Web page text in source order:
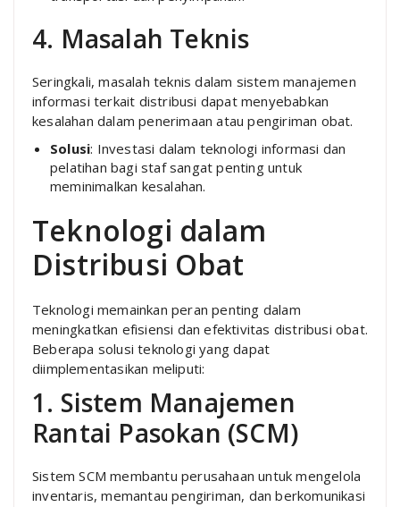
4. Masalah Teknis
Seringkali, masalah teknis dalam sistem manajemen
informasi terkait distribusi dapat menyebabkan
kesalahan dalam penerimaan atau pengiriman obat.
Solusi: Investasi dalam teknologi informasi dan
pelatihan bagi staf sangat penting untuk
meminimalkan kesalahan.
Teknologi dalam
Distribusi Obat
Teknologi memainkan peran penting dalam
meningkatkan efisiensi dan efektivitas distribusi obat.
Beberapa solusi teknologi yang dapat
diimplementasikan meliputi:
1. Sistem Manajemen
Rantai Pasokan (SCM)
Sistem SCM membantu perusahaan untuk mengelola
inventaris, memantau pengiriman, dan berkomunikasi